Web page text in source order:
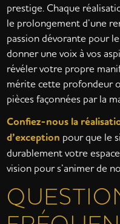
prestige. Chaque
le prolongement d’une
passion dévorante pour
donner une voix à vos
révéler votre propre
mérite cette profondeur
pièces façonnées par la
Confiez-nous la
d’exception pour que le
durablement votre
vision pour s’animer de